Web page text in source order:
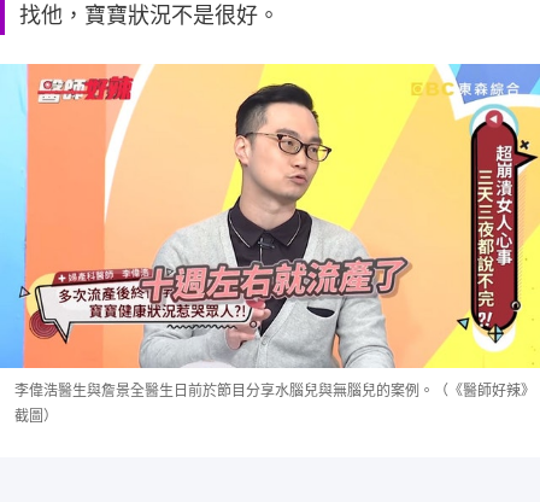
找他，寶寶狀況不是很好。
李偉浩醫生與詹景全醫生日前於節目分享水腦兒與無腦兒的案例。（《醫師好辣》
截圖）